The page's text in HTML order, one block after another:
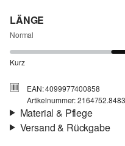
LÄNGE
Normal
Kurz
EAN: 4099977400858
Artikelnummer:
Material & Pflege
Versand & Rückgabe